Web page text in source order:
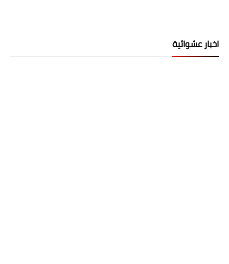
اخبار عشوائية